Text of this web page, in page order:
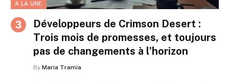
A LA UNE
Développeurs de Crimson Desert :
Trois mois de promesses, et toujours
pas de changements à l’horizon
By Maria Tramia